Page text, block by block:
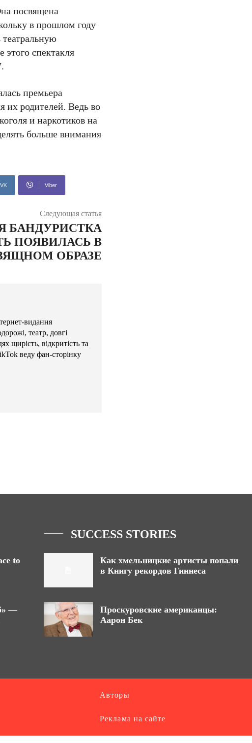
посвящена
в прошлом году
театральную
спектакля
премьера
их родителей. Ведь во
и наркотиков на
больше внимания
VK Viber
Следующая статья
БАНДУРИСТКА
ПОЯВИЛАСЬ В
ОБРАЗЕ
видання
театр, довгі
щирість, відкритість та
веду фан-сторінку
to
—
SUCCESS STORIES
Как хмельницкие артисты попали
в Книгу рекордов Гиннеса
Проскуровские американцы:
Аарон Бек
Авторы
Реклама на сайте